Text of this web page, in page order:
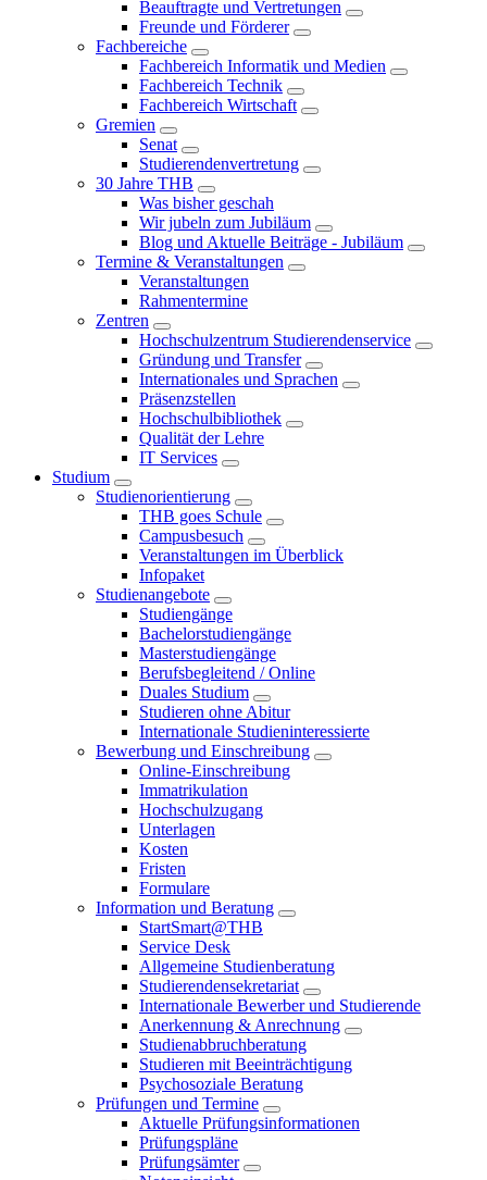
Beauftragte und Vertretungen
Freunde und Förderer
Fachbereiche
Fachbereich Informatik und Medien
Fachbereich Technik
Fachbereich Wirtschaft
Gremien
Senat
Studierendenvertretung
30 Jahre THB
Was bisher geschah
Wir jubeln zum Jubiläum
Blog und Aktuelle Beiträge - Jubiläum
Termine & Veranstaltungen
Veranstaltungen
Rahmentermine
Zentren
Hochschulzentrum Studierendenservice
Gründung und Transfer
Internationales und Sprachen
Präsenzstellen
Hochschulbibliothek
Qualität der Lehre
IT Services
Studium
Studienorientierung
THB goes Schule
Campusbesuch
Veranstaltungen im Überblick
Infopaket
Studienangebote
Studiengänge
Bachelorstudiengänge
Masterstudiengänge
Berufsbegleitend / Online
Duales Studium
Studieren ohne Abitur
Internationale Studieninteressierte
Bewerbung und Einschreibung
Online-Einschreibung
Immatrikulation
Hochschulzugang
Unterlagen
Kosten
Fristen
Formulare
Information und Beratung
StartSmart@THB
Service Desk
Allgemeine Studienberatung
Studierendensekretariat
Internationale Bewerber und Studierende
Anerkennung & Anrechnung
Studienabbruchberatung
Studieren mit Beeinträchtigung
Psychosoziale Beratung
Prüfungen und Termine
Aktuelle Prüfungsinformationen
Prüfungspläne
Prüfungsämter